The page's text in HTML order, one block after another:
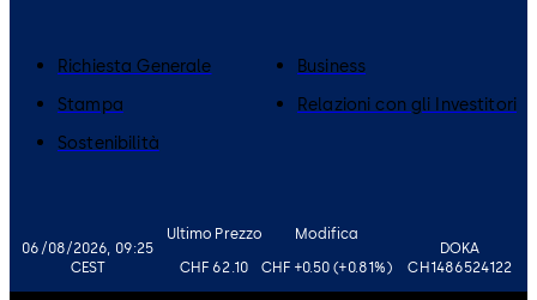
06/08/2026, 09:25
CEST
Ultimo Prezzo
CHF 62.10
Modifica
CHF +0.50 (+0.81%)
DOKA
CH1486524122
Richiesta Generale
Business
Stampa
Relazioni con gli Investitori
Sostenibilità